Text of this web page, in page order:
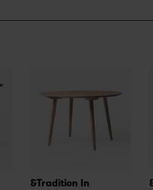
&Tradition In